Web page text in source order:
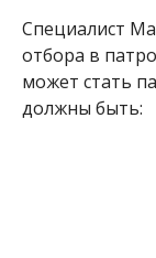
Специалист
отбора в
может стать
должны быть: